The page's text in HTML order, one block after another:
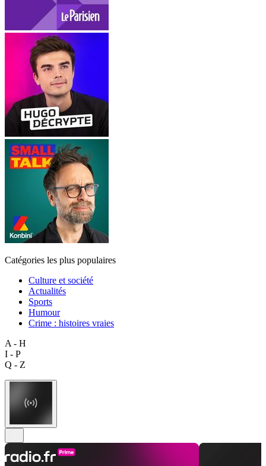
Catégories les plus populaires
Culture et société
Actualités
Sports
Humour
Crime : histoires vraies
A - H
I - P
Q - Z